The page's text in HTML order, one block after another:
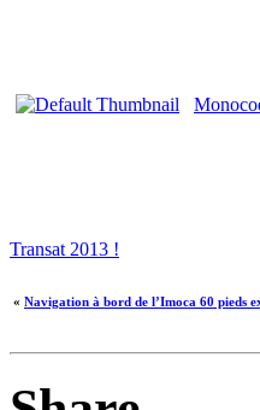
Transat 2013 !
« Navigation à bord de l’Imoca 60 pieds